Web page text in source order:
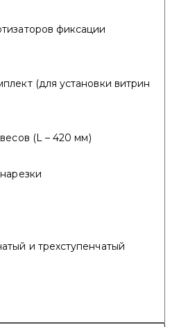
фиксации
(для установки витрин
(L – 420 мм)
и трехступенчатый